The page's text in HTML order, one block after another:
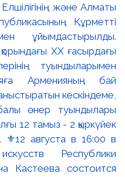
және Алматы
Құрметті
ұйымдастырылды.
ХХ ғасырдағы
туындыларымен
Арменияның бай
кескіндеме,
өнер туындылары
12 тамыз - 2 қыркүйек
⚜️12 августа в 16:00 в
Республики
Кастеева состоится